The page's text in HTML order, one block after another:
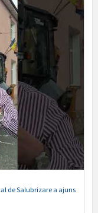
de Salubrizare a ajuns